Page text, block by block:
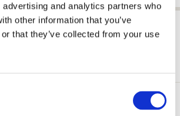
and analytics partners who
other information that you’ve
that they’ve collected from your use
Nederland